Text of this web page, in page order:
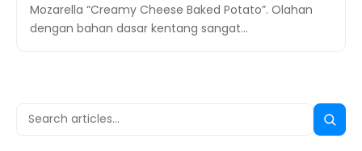
Mozarella “Creamy Cheese Baked Potato”. Olahan
dengan bahan dasar kentang sangat…
Search
Search